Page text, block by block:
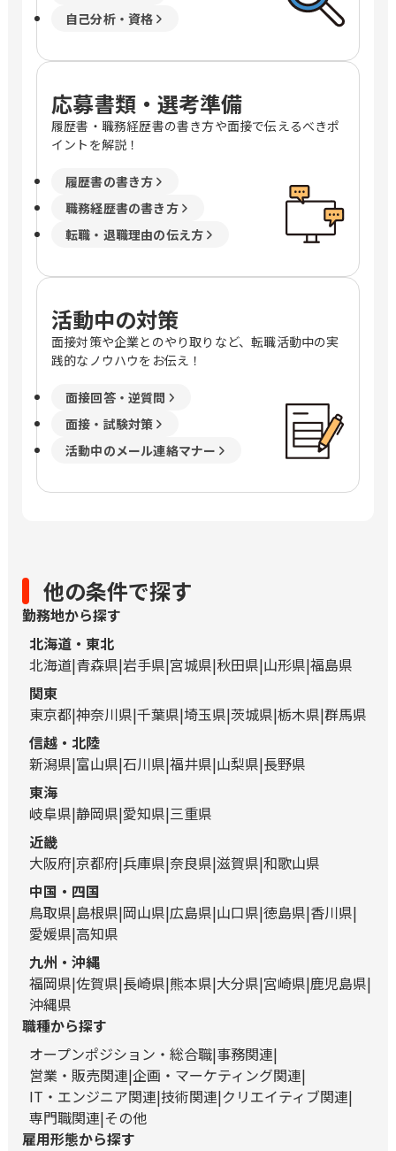
自己分析・資格
応募書類・選考準備
履歴書・職務経歴書の書き方や面接で伝えるべきポ
イントを解説！
履歴書の書き方
職務経歴書の書き方
転職・退職理由の伝え方
活動中の対策
面接対策や企業とのやり取りなど、転職活動中の実
践的なノウハウをお伝え！
面接回答・逆質問
面接・試験対策
活動中のメール連絡マナー
他の条件で探す
勤務地から探す
北海道・東北
北海道 青森県 岩手県 宮城県 秋田県 山形県 福島県
関東
東京都 神奈川県 千葉県 埼玉県 茨城県 栃木県 群馬県
信越・北陸
新潟県 富山県 石川県 福井県 山梨県 長野県
東海
岐阜県 静岡県 愛知県 三重県
近畿
大阪府 京都府 兵庫県 奈良県 滋賀県 和歌山県
中国・四国
鳥取県 島根県 岡山県 広島県 山口県 徳島県 香川県
愛媛県 高知県
九州・沖縄
福岡県 佐賀県 長崎県 熊本県 大分県 宮崎県 鹿児島県
沖縄県
職種から探す
オープンポジション・総合職 事務関連
営業・販売関連 企画・マーケティング関連
IT・エンジニア関連 技術関連 クリエイティブ関連
専門職関連 その他
雇用形態から探す